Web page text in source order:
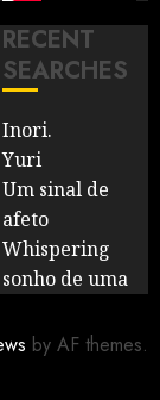
RECENT
SEARCHES
Inori.
Yuri
Um sinal de
afeto
Whispering
sonho de uma
by AF themes.